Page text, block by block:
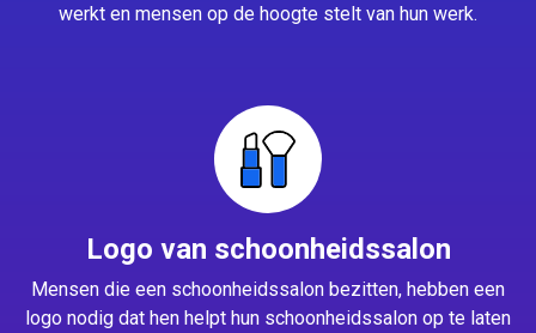
werkt en mensen op de hoogte stelt van hun werk.
Logo van schoonheidssalon
Mensen die een schoonheidssalon bezitten, hebben een
logo nodig dat hen helpt hun schoonheidssalon op te laten